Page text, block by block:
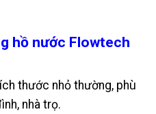
hồ nước Flowtech
thước nhỏ thường, phù
nhà trọ.